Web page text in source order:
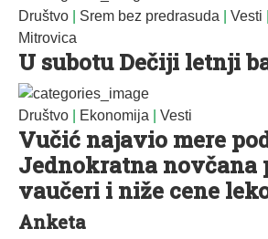
Društvo Srem bez predrasuda Vesti
Mitrovica
U subotu Dečiji letnji
Društvo Ekonomija Vesti
Vučić najavio mere
Jednokratna novčana
vaučeri i niže cene
Anketa